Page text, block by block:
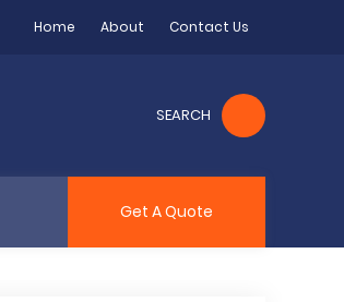
Home About Contact Us
SEARCH
Get A Quote